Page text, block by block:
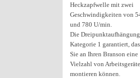
Heckzapfwelle mit zwei
Geschwindigkeiten von
und 780 U/min.
Die
Kategorie 1 garantiert,
Sie an Ihren Branson eine
Vielzahl von
montieren können.